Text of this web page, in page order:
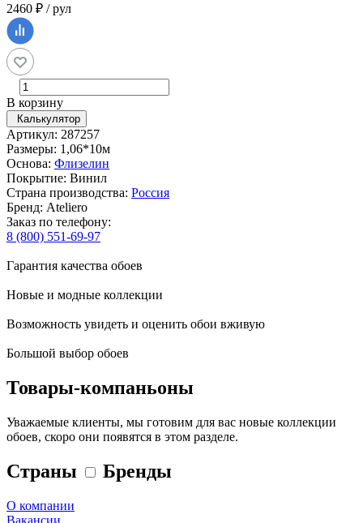
2460 ₽ / рул
В корзину
Калькулятор
Артикул: 287257
Размеры: 1,06*10м
Основа: Флизелин
Покрытие: Винил
Страна производства: Россия
Бренд: Ateliero
Заказ по телефону:
8 (800) 551-69-97
Гарантия качества обоев
Новые и модные коллекции
Возможность увидеть и оценить обои вживую
Большой выбор обоев
Товары-компаньоны
Уважаемые клиенты, мы готовим для вас новые коллекции
обоев, скоро они появятся в этом разделе.
Страны Бренды
О компании
Вакансии